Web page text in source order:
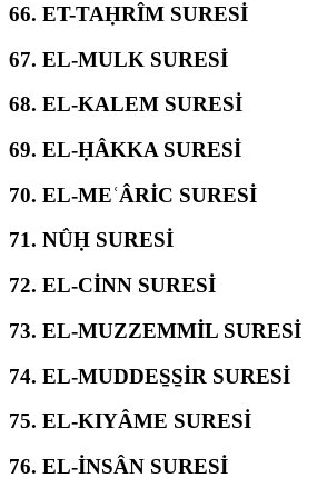
66. ET-TAḤRÎM SURESİ
67. EL-MULK SURESİ
68. EL-KALEM SURESİ
69. EL-ḤÂKKA SURESİ
70. EL-MEʿÂRİC SURESİ
71. NÛḤ SURESİ
72. EL-CİNN SURESİ
73. EL-MUZZEMMİL SURESİ
74. EL-MUDDES̱S̱İR SURESİ
75. EL-KIYÂME SURESİ
76. EL-İNSÂN SURESİ